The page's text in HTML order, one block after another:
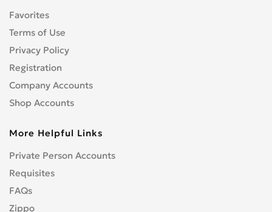
Favorites
Terms of Use
Privacy Policy
Registration
Company Accounts
Shop Accounts
More Helpful Links
Private Person Accounts
Requisites
FAQs
Zippo